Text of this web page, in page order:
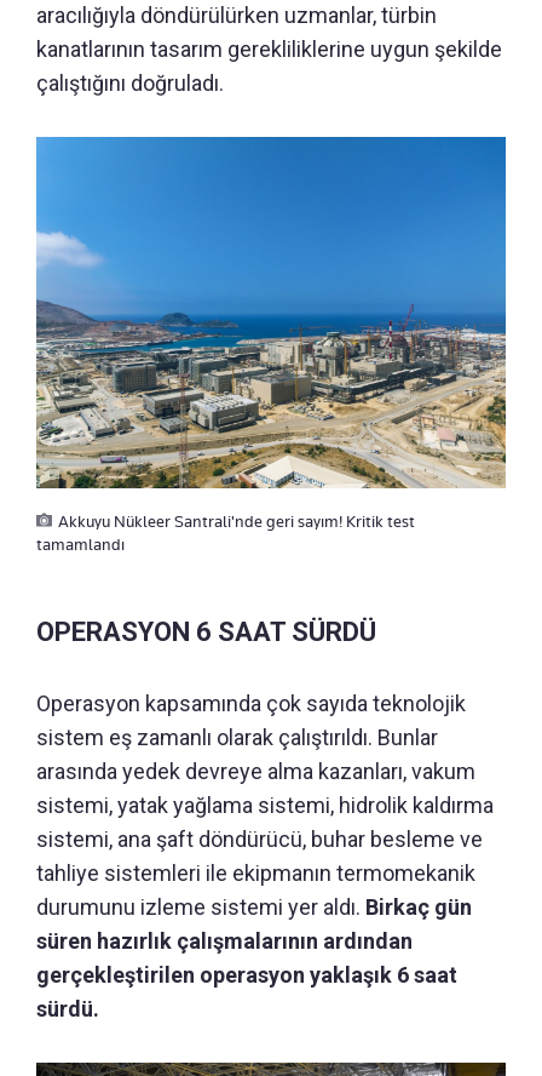
aracılığıyla döndürülürken uzmanlar, türbin
kanatlarının tasarım gerekliliklerine uygun şekilde
çalıştığını doğruladı.
Akkuyu Nükleer Santrali'nde geri sayım! Kritik test
tamamlandı
OPERASYON 6 SAAT SÜRDÜ
Operasyon kapsamında çok sayıda teknolojik
sistem eş zamanlı olarak çalıştırıldı. Bunlar
arasında yedek devreye alma kazanları, vakum
sistemi, yatak yağlama sistemi, hidrolik kaldırma
sistemi, ana şaft döndürücü, buhar besleme ve
tahliye sistemleri ile ekipmanın termomekanik
durumunu izleme sistemi yer aldı. Birkaç gün
süren hazırlık çalışmalarının ardından
gerçekleştirilen operasyon yaklaşık 6 saat
sürdü.